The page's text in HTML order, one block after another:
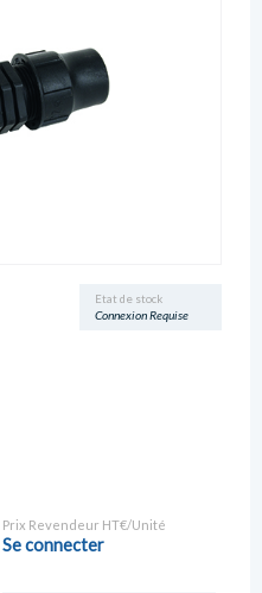
Etat de stock
Connexion Requise
Prix Revendeur HT€/Unité
Se connecter